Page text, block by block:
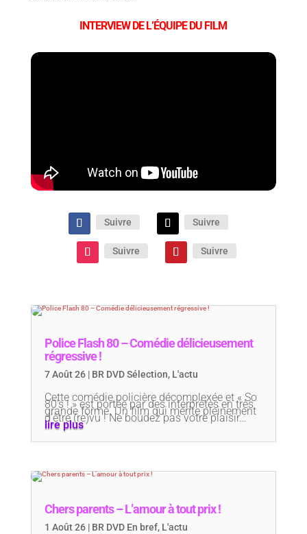
INTERVIEW DE L’ÉQUIPE DU FILM
Suivre Suivre
Suivre Suivre
Police Flash 80 – Comédie délicieusement
régressive !
7 Août 26| BR DVD Sélection, L'actu
Cette comédie policière décomplexée et « So
80’s ! » est portée par des interprètes en très
grande forme. Un film qui mérite pleinement
d’être (re)vu ! Ne boudez pas votre plaisir…
lire plus
Chers parents – L’amour à tout prix !
1 Août 26| BR DVD En bref, L'actu